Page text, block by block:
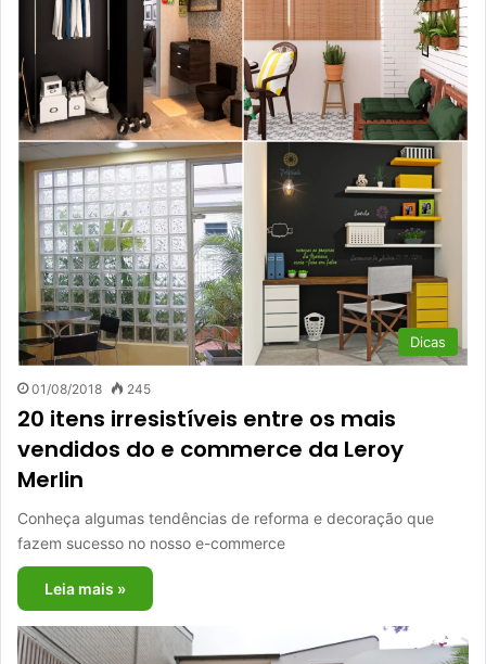
Dicas
01/08/2018 245
20 itens irresistíveis entre os mais
vendidos do e commerce da Leroy
Merlin
Conheça algumas tendências de reforma e decoração que
fazem sucesso no nosso e-commerce
Leia mais »